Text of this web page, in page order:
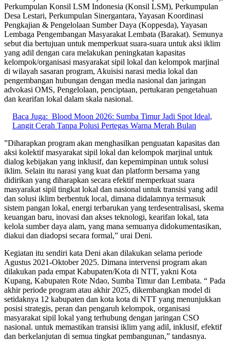
Perkumpulan Konsil LSM Indonesia (Konsil LSM), Perkumpulan
Desa Lestari, Perkumpulan Sinergantara, Yayasan Koordinasi
Pengkajian & Pengelolaan Sumber Daya (Koppesda), Yayasan
Lembaga Pengembangan Masyarakat Lembata (Barakat). Semunya
sebut dia bertujuan untuk memperkuat suara-suara untuk aksi iklim
yang adil dengan cara melakukan peningkatan kapasitas
kelompok/organisasi masyarakat sipil lokal dan kelompok marjinal
di wilayah sasaran program, Akuisisi narasi media lokal dan
pengembangan hubungan dengan media nasional dan jaringan
advokasi OMS, Pengelolaan, penciptaan, pertukaran pengetahuan
dan kearifan lokal dalam skala nasional.
Baca Juga: Blood Moon 2026: Sumba Timur Jadi Spot Ideal,
Langit Cerah Tanpa Polusi Pertegas Warna Merah Bulan
”Diharapkan program akan menghasilkan penguatan kapasitas dan
aksi kolektif masyarakat sipil lokal dan kelompok marjinal untuk
dialog kebijakan yang inklusif, dan kepemimpinan untuk solusi
iklim. Selain itu narasi yang kuat dan platform bersama yang
didirikan yang diharapkan secara efektif memperkuat suara
masyarakat sipil tingkat lokal dan nasional untuk transisi yang adil
dan solusi iklim berbentuk local, dimana didalamnya termasuk
sistem pangan lokal, energi terbarukan yang terdesentralisasi, skema
keuangan baru, inovasi dan akses teknologi, kearifan lokal, tata
kelola sumber daya alam, yang mana semuanya didokumentasikan,
diakui dan diadopsi secara formal,” urai Deni.
Kegiatan itu sendiri kata Deni akan dilakukan selama periode
Agustus 2021-Oktober 2025. Dimana intervensi program akan
dilakukan pada empat Kabupaten/Kota di NTT, yakni Kota
Kupang, Kabupaten Rote Ndao, Sumba Timur dan Lembata. “ Pada
akhir periode program atau akhir 2025, dikembangkan model di
setidaknya 12 kabupaten dan kota kota di NTT yang menunjukkan
posisi strategis, peran dan pengaruh kelompok, organisasi
masyarakat sipil lokal yang terhubung dengan jaringan CSO
nasional. untuk memastikan transisi iklim yang adil, inklusif, efektif
dan berkelanjutan di semua tingkat pembangunan,” tandasnya.